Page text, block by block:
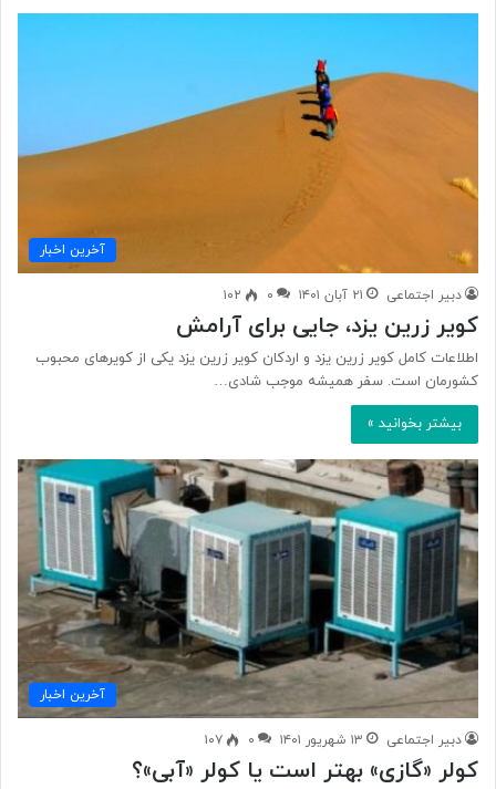
آخرین اخبار
دبیر اجتماعی ۲۱ آبان ۱۴۰۱ ۰ ۱۰۲
کویر زرین یزد، جایی برای آرامش
اطلاعات کامل کویر زرین یزد و اردکان کویر زرین یزد یکی از کویرهای محبوب
کشورمان است. سفر همیشه موجب شادی…
بیشتر بخوانید »
آخرین اخبار
دبیر اجتماعی ۱۳ شهریور ۱۴۰۱ ۰ ۱۰۷
کولر «گازی» بهتر است یا کولر «آبی»؟